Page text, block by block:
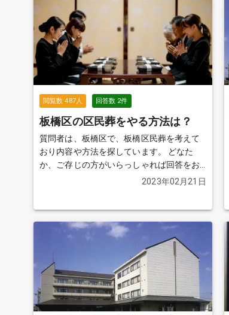
葬儀屋さんをいくつかピックアップしても
らいたいです。
続きを見る
閲覧数487人 回答数 2件
板橋区の区民葬をやる方法は？
質問者は、板橋区で、板橋区民葬を考えて
おり内容や方法を探しています。 どなた
か、ご存じの方がいらっしゃれば回答をお
2023年02月21日